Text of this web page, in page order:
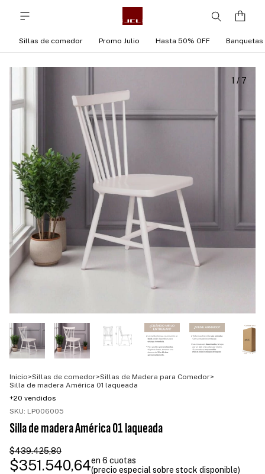
Sillas de comedor Promo Julio Hasta 50% OFF Banquetas
1 / 7
Inicio>Sillas de comedor>Sillas de Madera para Comedor>
Silla de madera América 01 laqueada
+20 vendidos
SKU: LP006005
Silla de madera América 01 laqueada
$439.425,80
$351.540,64